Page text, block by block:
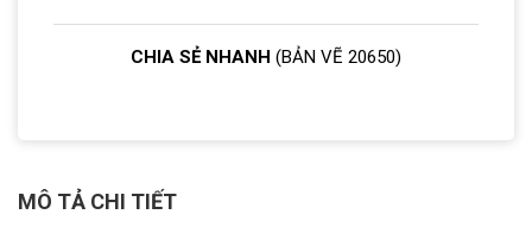
CHIA SẺ NHANH (BẢN VẼ 20650)
MÔ TẢ CHI TIẾT